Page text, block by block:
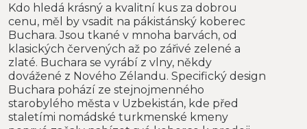
Kdo hledá krásný a kvalitní kus za dobrou
cenu, měl by vsadit na pákistánský koberec
Buchara. Jsou tkané v mnoha barvách, od
klasických červených až po zářivé zelené a
zlaté. Buchara se vyrábí z vlny, někdy
dovážené z Nového Zélandu. Specifický design
Buchara pohází ze stejnojmenného
starobylého města v Uzbekistán, kde před
staletími nomádské turkmenské kmeny